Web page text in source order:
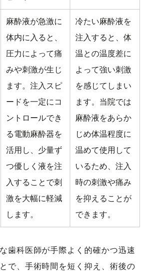
麻酔液が急激に
体内に入ると、
圧力によって痛
みや刺激が生じ
ます。注入スピ
ードを一定にコ
ントロールでき
る電動麻酔器を
活用し、少量ず
つ優しく液を注
入することで刺
激を大幅に軽減
します。
冷たい麻酔液を
注入すると、体
温との温度差に
よって強い刺激
を感じてしまい
ます。当院では
麻酔液をあらか
じめ体温程度に
温めて使用して
いるため、注入
時の刺激や痛み
を抑えることが
できます。
歯科医師が手際よく的確かつ迅速
で、手術時間を短く抑え、術後の